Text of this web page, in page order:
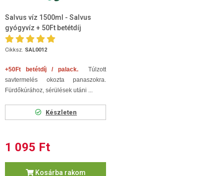
Salvus víz 1500ml - Salvus
gyógyvíz + 50Ft betétdíj
Cikksz. SAL0012
+50Ft betétdíj / palack. Túlzott
savtermelés okozta panaszokra.
Fürdőkúrához, sérülések utáni ...
Készleten
1 095 Ft
Kosárba rakom